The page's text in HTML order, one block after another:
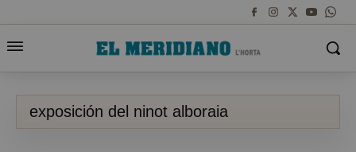
exposición del ninot alboraia